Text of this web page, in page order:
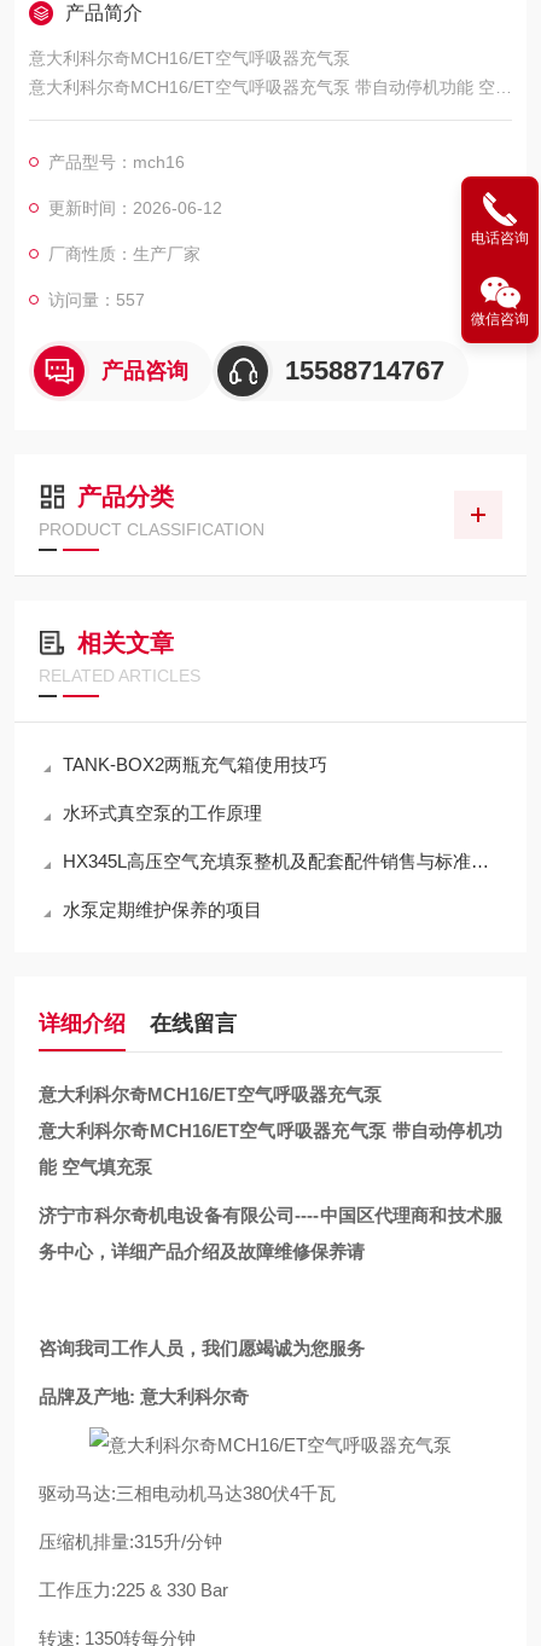
产品简介
意大利科尔奇MCH16/ET空气呼吸器充气泵
意大利科尔奇MCH16/ET空气呼吸器充气泵 带自动停机功能 空气
填充泵
心，详细产品介绍及故障维修保养请
品牌及产地: 意大利科尔奇
产品型号：mch16
更新时间：2026-06-12
厂商性质：生产厂家
访问量：557
产品咨询 15588714767
产品分类
PRODUCT CLASSIFICATION
相关文章
RELATED ARTICLES
TANK-BOX2两瓶充气箱使用技巧
水环式真空泵的工作原理
HX345L高压空气充填泵整机及配套配件销售与标准化应用技术解析
水泵定期维护保养的项目
详细介绍 在线留言
意大利科尔奇MCH16/ET空气呼吸器充气泵
意大利科尔奇MCH16/ET空气呼吸器充气泵 带自动停机功
能 空气填充泵
济宁市科尔奇机电设备有限公司----中国区代理商和技术服
务中心，详细产品介绍及故障维修保养请
咨询我司工作人员，我们愿竭诚为您服务
品牌及产地: 意大利科尔奇
驱动马达:三相电动机马达380伏4千瓦
压缩机排量:315升/分钟
工作压力:225 & 330 Bar
转速: 1350转每分钟
电话咨询
微信咨询